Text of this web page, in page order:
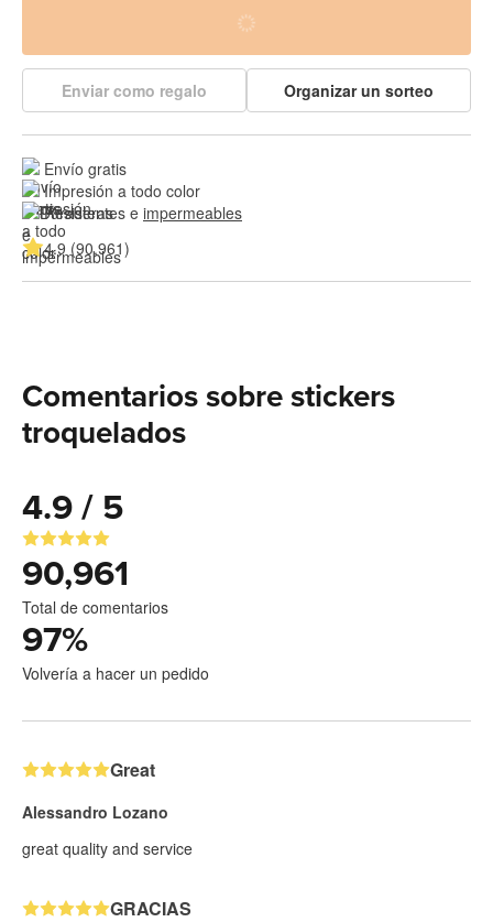
Enviar como regalo Organizar un sorteo
Envío gratis
Impresión a todo color
Resistentes e impermeables
4.9 (90,961)
Comentarios sobre stickers
troquelados
4.9 / 5
90,961
Total de comentarios
97%
Volvería a hacer un pedido
Great
Alessandro Lozano
great quality and service
GRACIAS